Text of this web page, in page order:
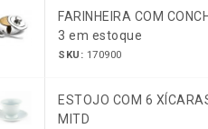
FARINHEIRA COM
3 em estoque
SKU: 170900
ESTOJO COM 6
MITD